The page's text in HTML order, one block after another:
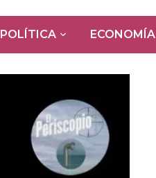
POLÍTICA ECONOMÍA